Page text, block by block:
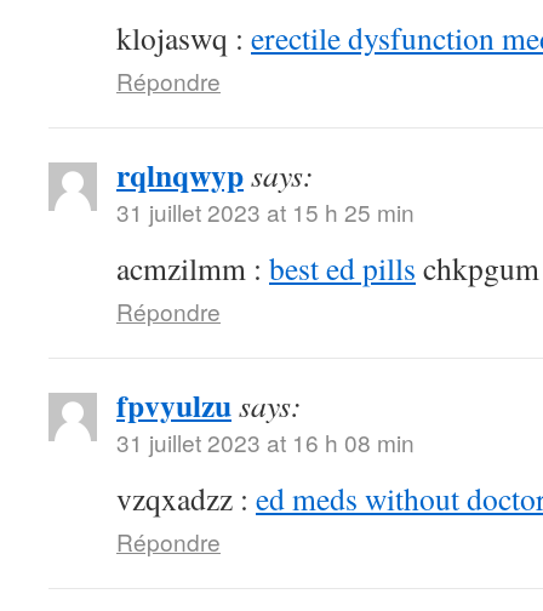
klojaswq : erectile dysfunction
Répondre
rqlnqwypsays:
31 juillet 2023 at 15 h 25 min
acmzilmm : best ed pills chkpgum
Répondre
fpvyulzusays:
31 juillet 2023 at 16 h 08 min
vzqxadzz : ed meds without
Répondre